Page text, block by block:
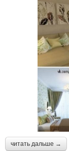
читать дальше →